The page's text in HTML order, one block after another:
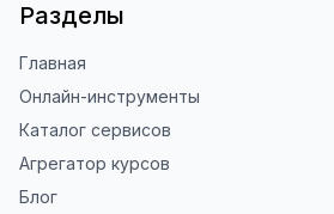
Разделы
Главная
Онлайн-инструменты
Каталог сервисов
Агрегатор курсов
Блог